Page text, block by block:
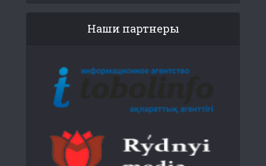
Наши партнеры